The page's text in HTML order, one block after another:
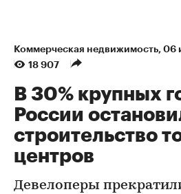
Коммерческая недвижимость⁠, 06
18 907
В 30% крупных
России
строительство
центров
Девелоперы